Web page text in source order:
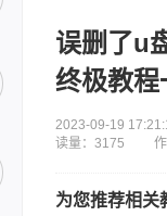
误删了u
终极教程
2023-09-19
读量：3175 作
为您推荐相关